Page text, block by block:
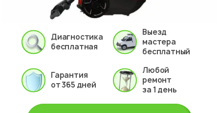
Диагностика
бесплатная
Выезд
мастера
бесплатный
Гарантия
от 365 дней
Любой
ремонт
за 1 день